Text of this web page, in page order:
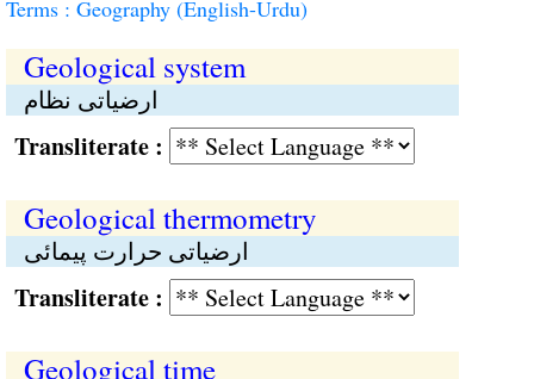
Terms : Geography (English-Urdu)
Geological system
ارضیاتی نظام
:
Geological thermometry
ارضیاتی حرارت پیمائی
:
Geological time